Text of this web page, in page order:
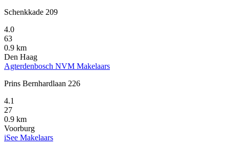
Schenkkade 209
4.0
63
0.9 km
Den Haag
Agterdenbosch NVM Makelaars
Prins Bernhardlaan 226
4.1
27
0.9 km
Voorburg
iSee Makelaars